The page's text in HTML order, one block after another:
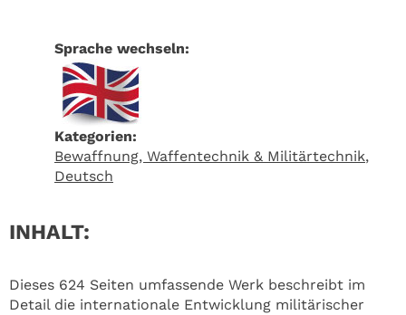
Sprache wechseln:
Kategorien:
Bewaffnung, Waffentechnik & Militärtechnik,
Deutsch
INHALT:
Dieses 624 Seiten umfassende Werk beschreibt im
Detail die internationale Entwicklung militärischer